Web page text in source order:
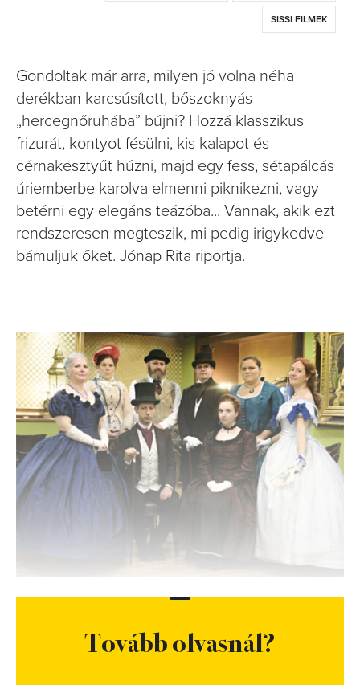
SISSI FILMEK
Gondoltak már arra, milyen jó volna néha
derékban karcsúsított, bőszoknyás
„hercegnőruhába” bújni? Hozzá klasszikus
frizurát, kontyot fésülni, kis kalapot és
cérnakesztyűt húzni, majd egy fess, sétapálcás
úriemberbe karolva elmenni piknikezni, vagy
betérni egy elegáns teázóba... Vannak, akik ezt
rendszeresen megteszik, mi pedig irigykedve
bámuljuk őket. Jónap Rita riportja.
Tovább olvasnál?